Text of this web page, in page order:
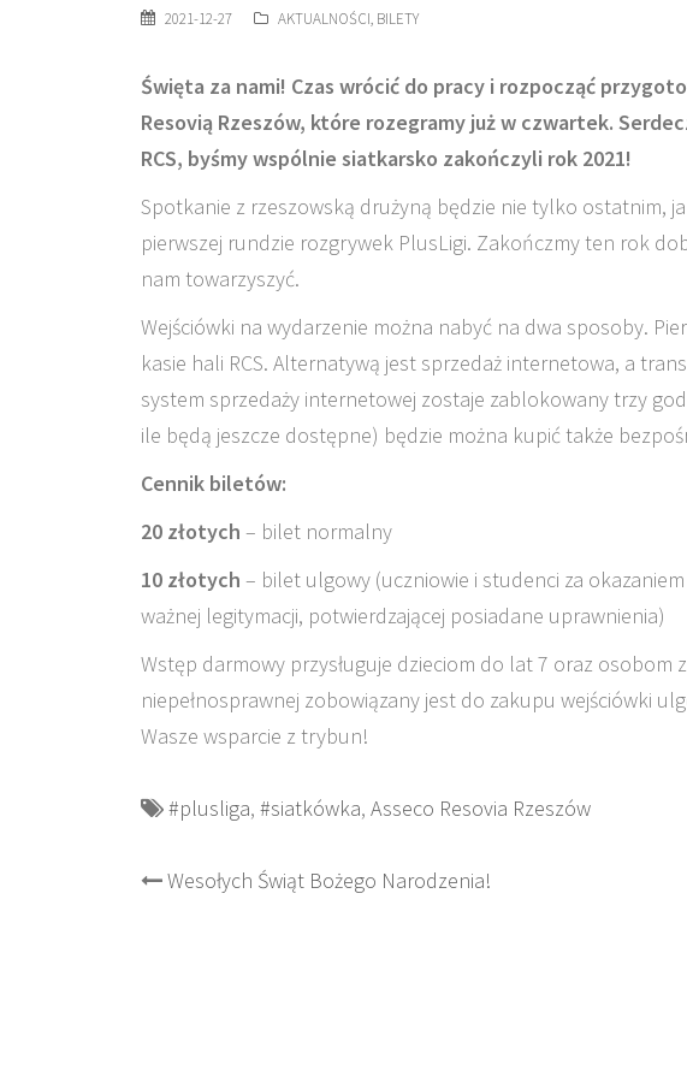
2021-12-27 AKTUALNOŚCI, BILETY
Święta za nami! Czas wrócić do pracy i rozpocząć
Resovią Rzeszów, które rozegramy już w czwartek.
RCS, byśmy wspólnie siatkarsko zakończyli rok 2021!
Spotkanie z rzeszowską drużyną będzie nie tylko ostatnim,
pierwszej rundzie rozgrywek PlusLigi. Zakończmy ten rok
nam towarzyszyć.
Wejściówki na wydarzenie można nabyć na dwa sposoby.
kasie hali RCS. Alternatywą jest sprzedaż internetowa, a
system sprzedaży internetowej zostaje zablokowany trzy
ile będą jeszcze dostępne) będzie można kupić także
Cennik biletów:
20 złotych – bilet normalny
10 złotych – bilet ulgowy (uczniowie i studenci za
ważnej legitymacji, potwierdzającej posiadane uprawnienia)
Wstęp darmowy przysługuje dzieciom do lat 7 oraz osobom
niepełnosprawnej zobowiązany jest do zakupu wejściówki
Wasze wsparcie z trybun!
#plusliga, #siatkówka, Asseco Resovia Rzeszów
Post
Wesołych Świąt Bożego Narodzenia!